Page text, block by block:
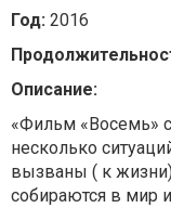
Год: 2016
Описание:
«Фильм «Восемь»
несколько
вызваны ( к
собираются в мир